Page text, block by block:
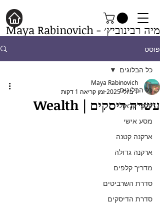
מיה רבינוביץ׳ - Maya Rabinovich
פוסט
כל הבלוגים
קלפי קראולי
מסע אישי
ארקנה קטנה
ארקנה גדולה
מדריך קלפים
סדרת השרביטים
סדרת הדיסקים
כל הבלוגים
עשרה דיסקים | Wealth
Maya Rabinovich
1 ביולי 2025
זמן קריאה 1 דקות